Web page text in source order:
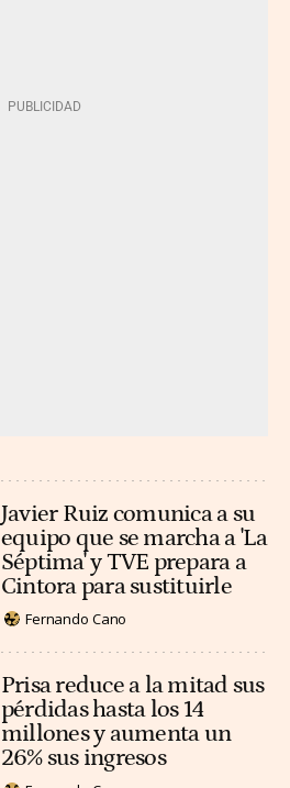
Javier Ruiz comunica a su
equipo que se marcha a 'La
Séptima' y TVE prepara a
Cintora para sustituirle
Fernando Cano
Prisa reduce a la mitad sus
pérdidas hasta los 14
millones y aumenta un
26% sus ingresos